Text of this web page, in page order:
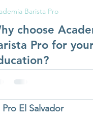
Barista Pro
choose
Pro for
El Salvador